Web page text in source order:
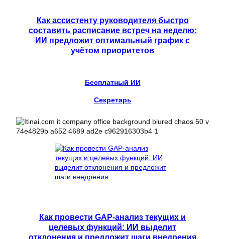
Как ассистенту руководителя быстро
составить расписание встреч на неделю:
ИИ предложит оптимальный график с
учётом приоритетов
Бесплатный ИИ
Секретарь
Как провести GAP-анализ текущих и
целевых функций: ИИ выделит
отклонения и предложит шаги внедрения